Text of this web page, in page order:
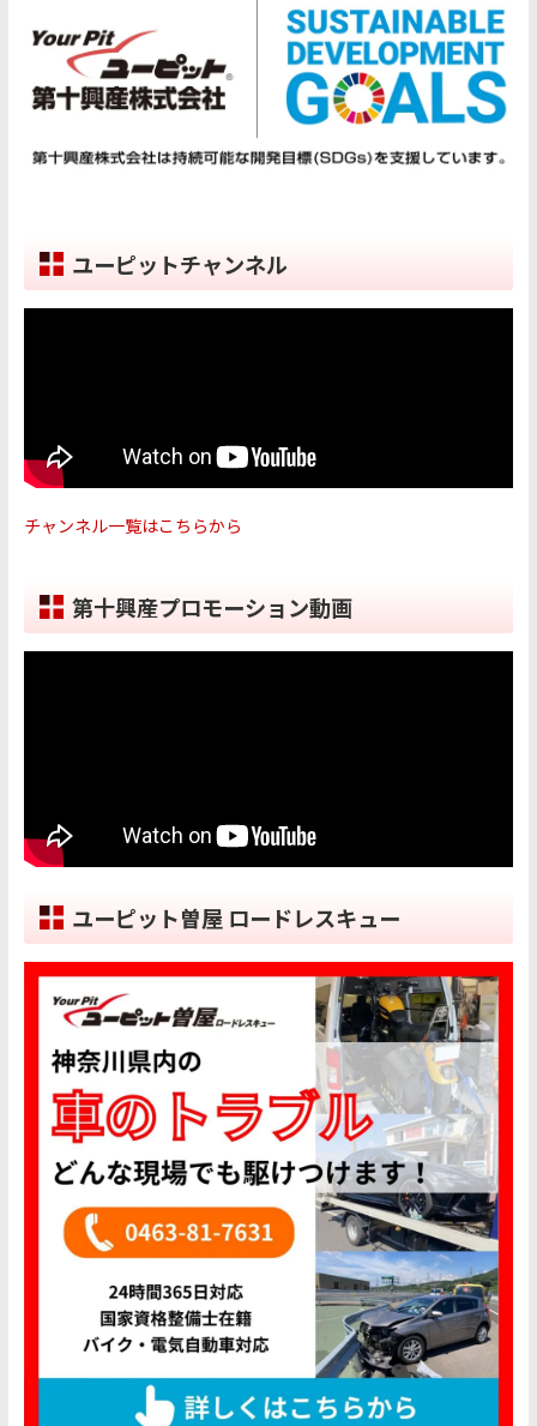
k
ユーピットチャンネル
チャンネル一覧はこちらから
第十興産プロモーション動画
ユーピット曽屋 ロードレスキュー